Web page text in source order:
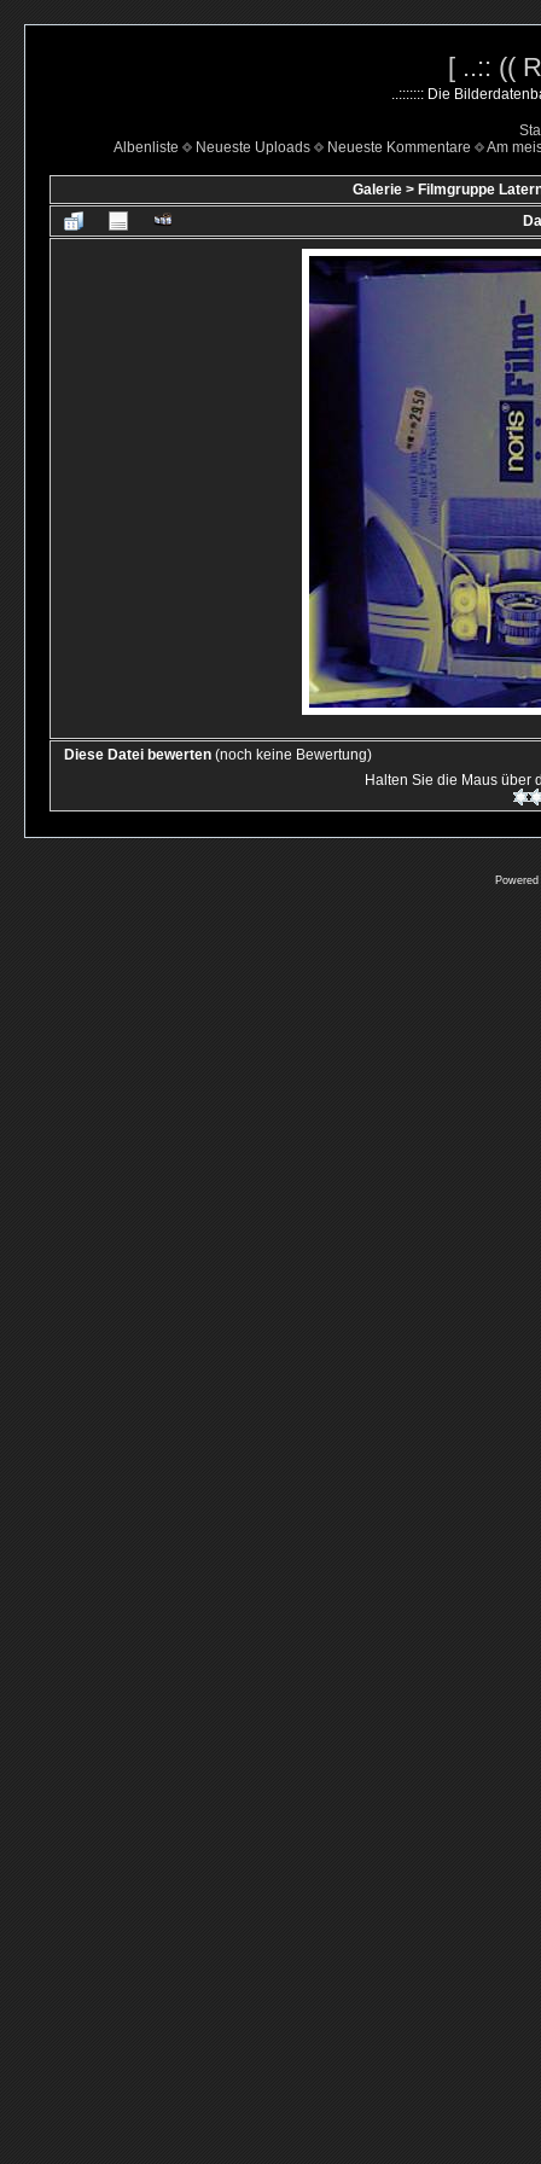
[ ..:: ((
..::::::: Die
Albenliste
Neueste Uploads Neueste Kommentare Am
Galerie > Filmgruppe
Diese Datei bewerten (noch keine Bewertung)
Halten Sie die Maus über